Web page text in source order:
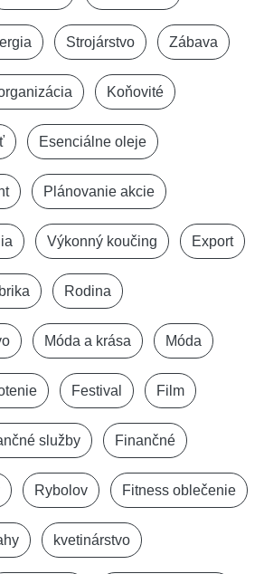
Strojárstvo Zábava
Koňovité
Esenciálne oleje
Plánovanie akcie
Výkonný koučing Export
Rodina
Móda a krása Móda
Festival Film
služby Finančné
Rybolov Fitness oblečenie
kvetinárstvo